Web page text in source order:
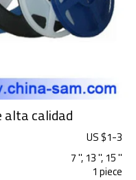
alta calidad
US $1-3
7 '', 13 '', 15 ''
1 piece